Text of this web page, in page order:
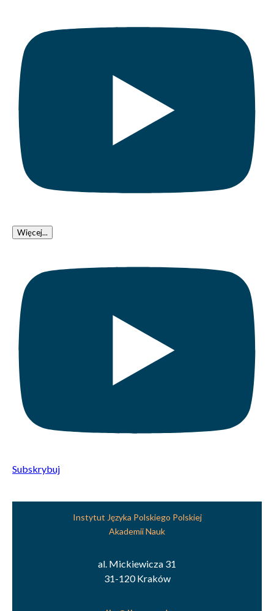
Więcej...
Subskrybuj
Instytut Języka Polskiego Polskiej
Akademii Nauk
al. Mickiewicza 31
31-120 Kraków